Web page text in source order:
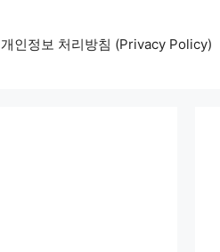
개인정보 처리방침 (Privacy Policy)